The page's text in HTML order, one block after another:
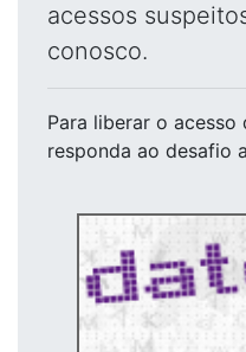
acessos
conosco.
Para liberar o acesso
responda ao desafio